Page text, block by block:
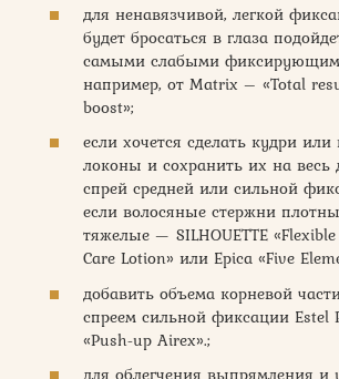
для ненавязчивой, легкой
будет бросаться в глаза
самыми слабыми
например, от Matrix – «Total
boost»;
если хочется сделать кудри
локоны и сохранить их на весь
спрей средней или сильной
если волосяные стержни
тяжелые — SILHOUETTE
Care Lotion» или Epica «Five
добавить объема корневой
спреем сильной фиксации Estel
«Push-up Airex».;